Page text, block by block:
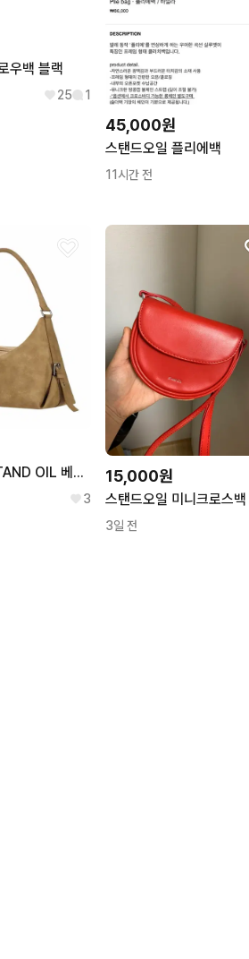
우백 블랙
25 1
45,000원
스탠드오일 플리에백
11시간 전
스탠드오일 STAND OIL 베이지 브라운 호보백 숄더백 크로스백 자가사용 거의 새것
3
15,000원
스탠드오일 미니크로스백
3일 전